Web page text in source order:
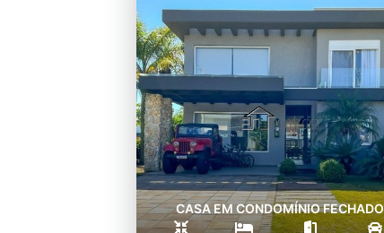
CASA EM CONDOMÍNIO FECHADO